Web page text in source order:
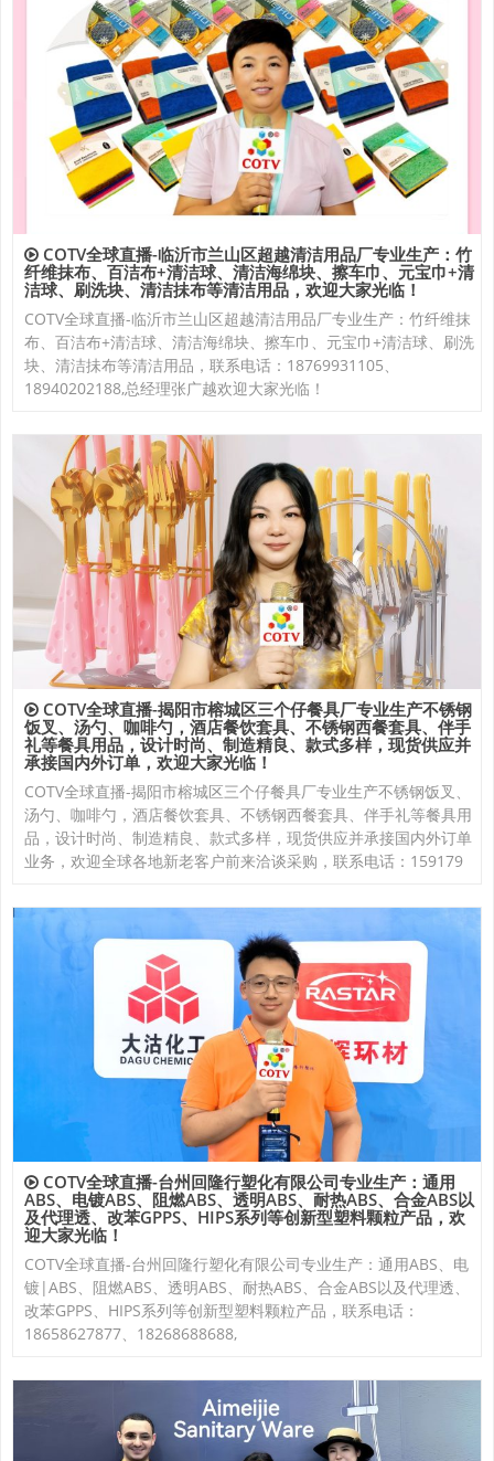
COTV全球直播-临沂市兰山区超越清洁用品厂专业生产：竹
纤维抹布、百洁布+清洁球、清洁海绵块、擦车巾、元宝巾+清
洁球、刷洗块、清洁抺布等清洁用品，欢迎大家光临！
COTV全球直播-临沂市兰山区超越清洁用品厂专业生产：竹纤维抹
布、百洁布+清洁球、清洁海绵块、擦车巾、元宝巾+清洁球、刷洗
块、清洁抺布等清洁用品，联系电话：18769931105、
18940202188,总经理张广越欢迎大家光临！
COTV全球直播-揭阳市榕城区三个仔餐具厂专业生产不锈钢
饭叉、汤勺、咖啡勺，酒店餐饮套具、不锈钢西餐套具、伴手
礼等餐具用品，设计时尚、制造精良、款式多样，现货供应并
承接国内外订单，欢迎大家光临！
COTV全球直播-揭阳市榕城区三个仔餐具厂专业生产不锈钢饭叉、
汤勺、咖啡勺，酒店餐饮套具、不锈钢西餐套具、伴手礼等餐具用
品，设计时尚、制造精良、款式多样，现货供应并承接国内外订单
业务，欢迎全球各地新老客户前来洽谈采购，联系电话：159179
COTV全球直播-台州回隆行塑化有限公司专业生产：通用
ABS、电镀ABS、阻燃ABS、透明ABS、耐热ABS、合金ABS以
及代理透、改苯GPPS、HIPS系列等创新型塑料颗粒产品，欢
迎大家光临！
COTV全球直播-台州回隆行塑化有限公司专业生产：通用ABS、电
镀|ABS、阻燃ABS、透明ABS、耐热ABS、合金ABS以及代理透、
改苯GPPS、HIPS系列等创新型塑料颗粒产品，联系电话：
18658627877、18268688688,